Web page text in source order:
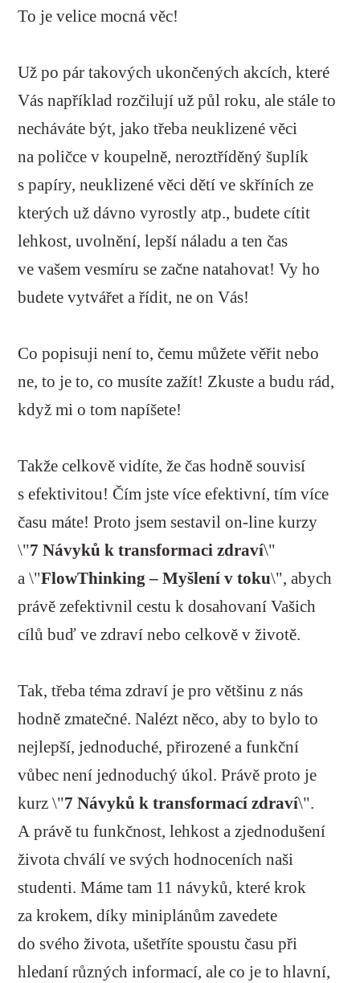
To je velice mocná věc!
Už po pár takových ukončených akcích, které
Vás například rozčilují už půl roku, ale stále to
necháváte být, jako třeba neuklizené věci
na poličce v koupelně, neroztříděný šuplík
s papíry, neuklizené věci dětí ve skříních ze
kterých už dávno vyrostly atp., budete cítit
lehkost, uvolnění, lepší náladu a ten čas
ve vašem vesmíru se začne natahovat! Vy ho
budete vytvářet a řídit, ne on Vás!
Co popisuji není to, čemu můžete věřit nebo
ne, to je to, co musíte zažít! Zkuste a budu rád,
když mi o tom napíšete!
Takže celkově vidíte, že čas hodně souvisí
s efektivitou! Čím jste více efektivní, tím více
času máte! Proto jsem sestavil on-line kurzy
\"7 Návyků k transformaci zdraví\"
a \"FlowThinking – Myšlení v toku\", abych
právě zefektivnil cestu k dosahovaní Vašich
cílů buď ve zdraví nebo celkově v životě.
Tak, třeba téma zdraví je pro většinu z nás
hodně zmatečné. Nalézt něco, aby to bylo to
nejlepší, jednoduché, přirozené a funkční
vůbec není jednoduchý úkol. Právě proto je
kurz \"7 Návyků k transformací zdraví\".
A právě tu funkčnost, lehkost a zjednodušení
života chválí ve svých hodnoceních naši
studenti. Máme tam 11 návyků, které krok
za krokem, díky miniplánům zavedete
do svého života, ušetříte spoustu času při
hledaní různých informací, ale co je to hlavní,